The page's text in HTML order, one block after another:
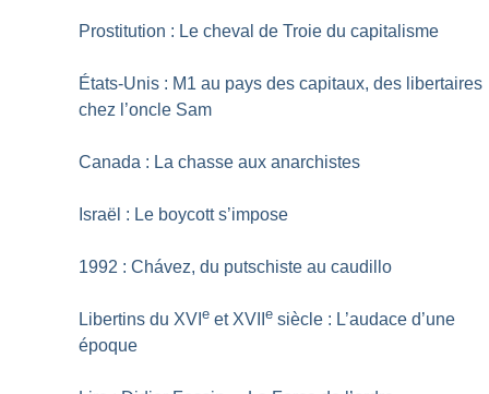
Prostitution : Le cheval de Troie du capitalisme
États-Unis : M1 au pays des capitaux, des libertaires
chez l’oncle Sam
Canada : La chasse aux anarchistes
Israël : Le boycott s’impose
1992 : Chávez, du putschiste au caudillo
Libertins du XVIe et XVIIe siècle : L’audace d’une
époque